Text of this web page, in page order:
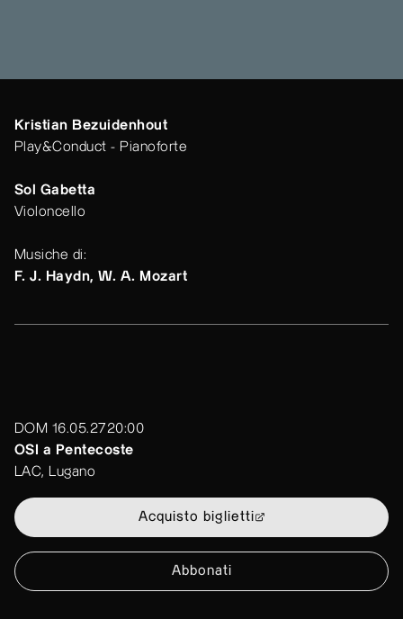
Kristian Bezuidenhout
Play&Conduct - Pianoforte
Sol Gabetta
Violoncello
Musiche di:
F. J. Haydn, W. A. Mozart
DOM 16.05.2720:00
OSI a Pentecoste
LAC, Lugano
Acquisto biglietti
Abbonati